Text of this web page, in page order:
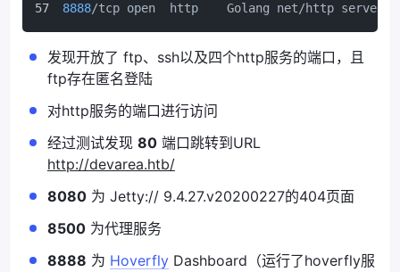
8888/tcp open  http    Golang net/http server
发现开放了 ftp、ssh以及四个http服务的端口，且
ftp存在匿名登陆
对http服务的端口进行访问
经过测试发现 80 端口跳转到URL
http://devarea.htb/
8080 为 Jetty:// 9.4.27.v20200227的404页面
8500 为代理服务
8888 为 Hoverfly Dashboard（运行了hoverfly服